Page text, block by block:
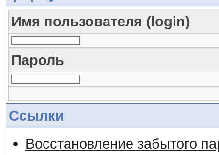
Имя пользователя (login)
Пароль
Ссылки
Восстановление забытого